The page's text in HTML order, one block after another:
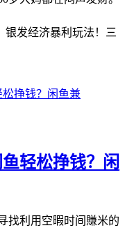
银发经济暴利玩法！三
轻松挣钱？闲
找利用空暇时间賺米的